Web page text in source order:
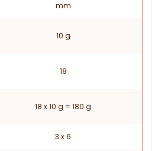
mm
10 g
18
18 x 10 g = 180 g
3 x 6